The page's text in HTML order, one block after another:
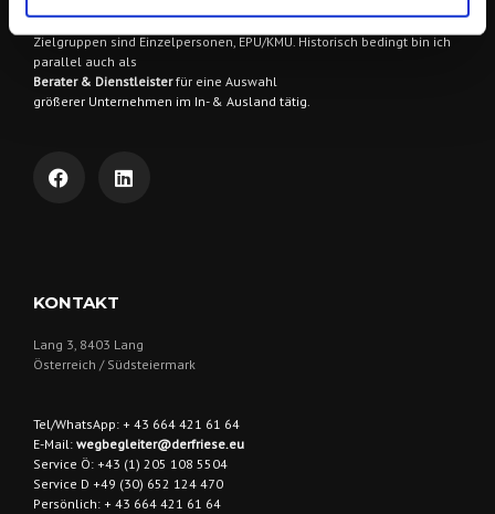
Zielgruppen sind Einzelpersonen, EPU/KMU. Historisch bedingt bin ich
parallel auch als
Berater & Dienstleisterfür eine Auswahl
größerer Unternehmen im In- & Ausland tätig.
KONTAKT
Lang 3, 8403 Lang
Österreich / Südsteiermark
Tel/WhatsApp: + 43 664 421 61 64
E-Mail: wegbegleiter@derfriese.eu
Service Ö: +43 (1) 205 108 5504
Service D +49 (30) 652 124 470
Persönlich: + 43 664 421 61 64